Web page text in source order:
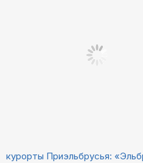
курорты Приэльбрусья: